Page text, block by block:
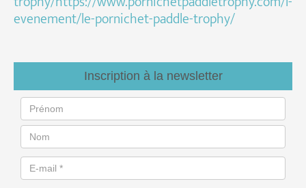
evenement/le-pornichet-paddle-trophy/